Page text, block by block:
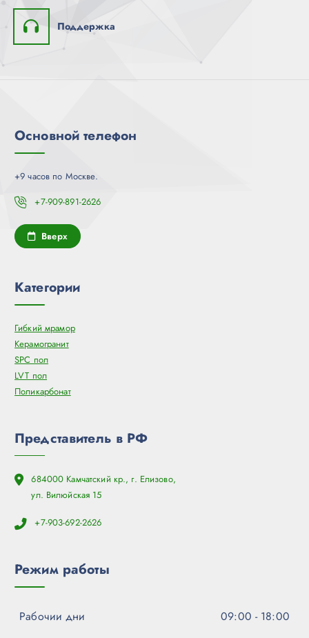
Поддержка
Основной телефон
+9 часов по Москве.
+7-909-891-2626
Вверх
Категории
Гибкий мрамор
Керамогранит
SPC пол
LVT пол
Поликарбонат
Представитель в РФ
684000 Камчатский кр., г. Елизово,
ул. Вилюйская 15
+7-903-692-2626
Режим работы
Рабочии дни
09:00 - 18:00